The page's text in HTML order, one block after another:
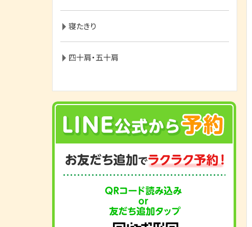
寝たきり
四十肩・五十肩